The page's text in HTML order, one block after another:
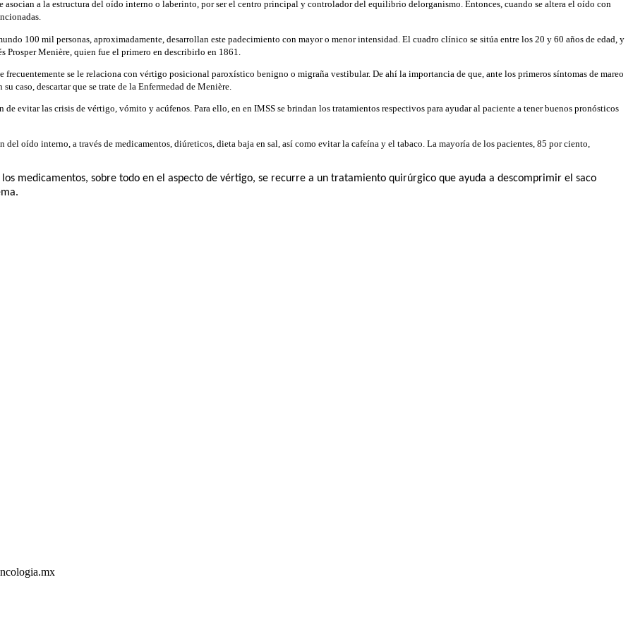
a la estructura del oído interno o laberinto, por ser el centro principal y controlador del equilibrio delorganismo. Entonces, cuando se altera el oído con
100 mil personas, aproximadamente, desarrollan este padecimiento con mayor o menor intensidad. El cuadro clínico se sitúa entre los 20 y 60 años de edad, y
Prosper Menière, quien fue el primero en describirlo en 1861.
se le relaciona con vértigo posicional paroxístico benigno o migraña vestibular. De ahí la importancia de que, ante los primeros síntomas de mareo
caso, descartar que se trate de la Enfermedad de Menière.
evitar las crisis de vértigo, vómito y acúfenos. Para ello, en en IMSS se brindan los tratamientos respectivos para ayudar al paciente a tener buenos pronósticos
oído interno, a través de medicamentos, diúreticos, dieta baja en sal, así como evitar la cafeína y el tabaco. La mayoría de los pacientes, 85 por ciento,
medicamentos, sobre todo en el aspecto de vértigo, se recurre a un tratamiento quirúrgico que ayuda a descomprimir el saco